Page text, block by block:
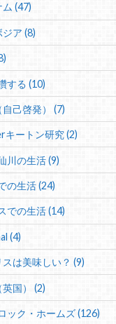
(47)
ア (8)
する (10)
己啓発） (7)
キートン研究 (2)
川の生活 (9)
の生活 (24)
での生活 (14)
(4)
スは美味しい？ (9)
国） (2)
ック・ホームズ (126)